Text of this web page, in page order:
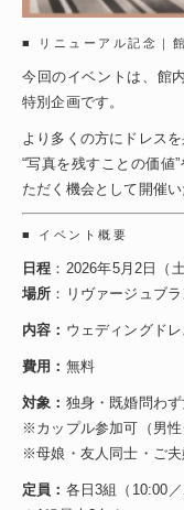
■ リニューアル記念｜
今回のイベントは、館
特別企画です。
より多くの方にドレス
“写真を残すことの価値
ただく機会として開催い
■ イベント概要
日程 ：2026年5月2日（
場所 ：リヴァージュブ
内容： ウェディングド
費用： 無料
対象： 独身・既婚問わず
※カップル参加可（男性
※母娘・友人同士・ご
定員： 各日3組（10:00／